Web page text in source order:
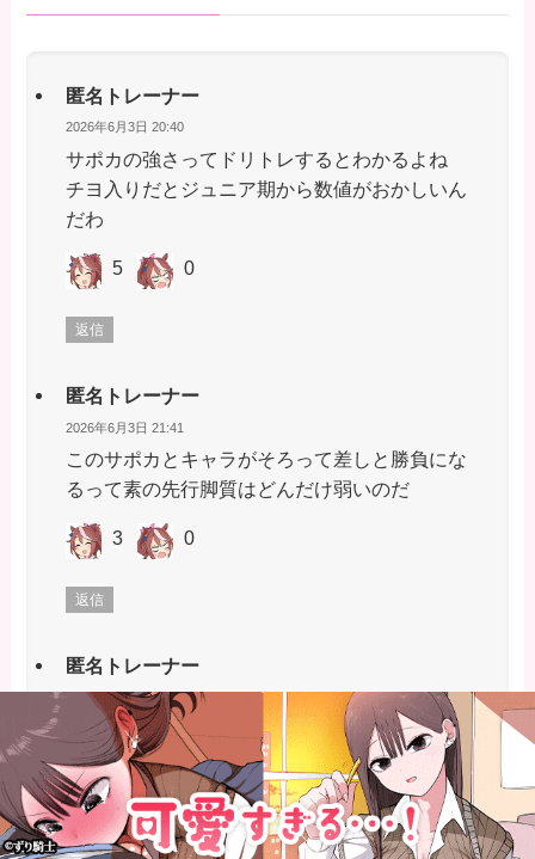
匿名トレーナー
2026年6月3日 20:40
サポカの強さってドリトレするとわかるよね
チヨ入りだとジュニア期から数値がおかしいん
だわ
5 0
返信
匿名トレーナー
2026年6月3日 21:41
このサポカとキャラがそろって差しと勝負にな
るって素の先行脚質はどんだけ弱いのだ
3 0
返信
匿名トレーナー
2026年6月3日 21:44
俺はエースで逃げ続ける
1 0
返信